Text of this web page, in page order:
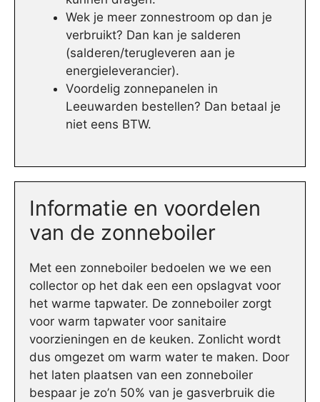
Wek je meer zonnestroom op dan je
verbruikt? Dan kan je salderen
(salderen/terugleveren aan je
energieleverancier).
Voordelig zonnepanelen in
Leeuwarden bestellen? Dan betaal je
niet eens BTW.
Informatie en voordelen
van de zonneboiler
Met een zonneboiler bedoelen we we een
collector op het dak een een opslagvat voor
het warme tapwater. De zonneboiler zorgt
voor warm tapwater voor sanitaire
voorzieningen en de keuken. Zonlicht wordt
dus omgezet om warm water te maken. Door
het laten plaatsen van een zonneboiler
bespaar je zo’n 50% van je gasverbruik die